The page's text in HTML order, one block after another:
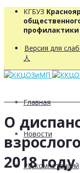
КГБУЗ
профилактики
Версия для
人
Главная
Новости
РЦ компетенций
О
2018 году